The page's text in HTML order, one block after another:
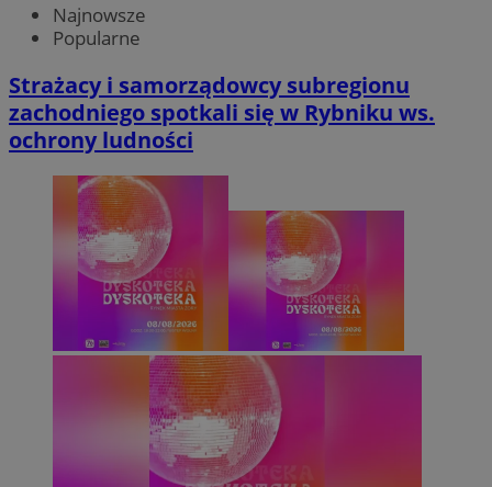
Najnowsze
Popularne
Strażacy i samorządowcy subregionu
zachodniego spotkali się w Rybniku ws.
ochrony ludności